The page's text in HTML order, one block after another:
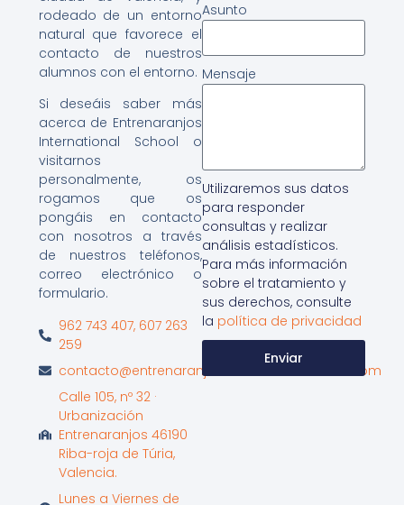
rodeado de un entorno
natural que favorece el
contacto de nuestros
alumnos con el entorno.
Si deseáis saber más
acerca de Entrenaranjos
International School o
visitarnos
personalmente, os
rogamos que os
pongáis en contacto
con nosotros a través
de nuestros teléfonos,
correo electrónico o
formulario.
962 743 407, 607 263
259
contacto@entrenaranjosinternationalschool.com
Calle 105, nº 32 ·
Urbanización
Entrenaranjos 46190
Riba-roja de Túria,
Valencia.
Lunes a Viernes de
Asunto
Mensaje
Utilizaremos sus datos
para responder
consultas y realizar
análisis estadísticos.
Para más información
sobre el tratamiento y
sus derechos, consulte
la política de privacidad
Enviar